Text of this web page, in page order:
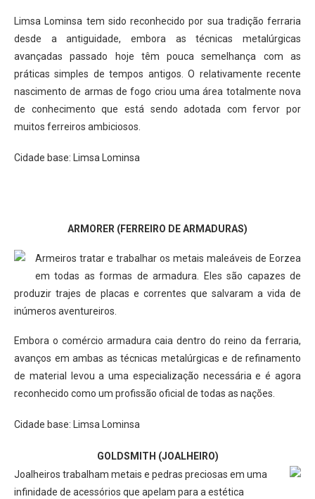
Limsa Lominsa tem sido reconhecido por sua tradição ferraria
desde a antiguidade, embora as técnicas metalúrgicas
avançadas passado hoje têm pouca semelhança com as
práticas simples de tempos antigos. O relativamente recente
nascimento de armas de fogo criou uma área totalmente nova
de conhecimento que está sendo adotada com fervor por
muitos ferreiros ambiciosos.
Cidade base: Limsa Lominsa
ARMORER (FERREIRO DE ARMADURAS)
Armeiros tratar e trabalhar os metais maleáveis ​​de Eorzea
em todas as formas de armadura. Eles são capazes de
produzir trajes de placas e correntes que salvaram a vida de
inúmeros aventureiros.
Embora o comércio armadura caia dentro do reino da ferraria,
avanços em ambas as técnicas metalúrgicas e de refinamento
de material levou a uma especialização necessária e é agora
reconhecido como um profissão oficial de todas as nações.
Cidade base: Limsa Lominsa
GOLDSMITH (JOALHEIRO)
Joalheiros trabalham metais e pedras preciosas em uma
infinidade de acessórios que apelam para a estética